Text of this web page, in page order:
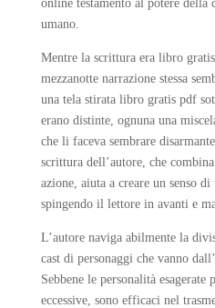
online testamento al potere della
umano.
Mentre la scrittura era libro
mezzanotte narrazione stessa
una tela stirata libro gratis pdf
erano distinte, ognuna una
che li faceva sembrare
scrittura dell’autore, che
azione, aiuta a creare un senso di
spingendo il lettore in avanti e
L’autore naviga abilmente la
cast di personaggi che vanno
Sebbene le personalità esagerate
eccessive, sono efficaci nel